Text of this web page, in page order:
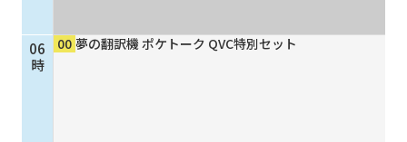
ご加入お申し込み・資
06
時
00 夢の翻訳機 ポケトーク QVC特別セット